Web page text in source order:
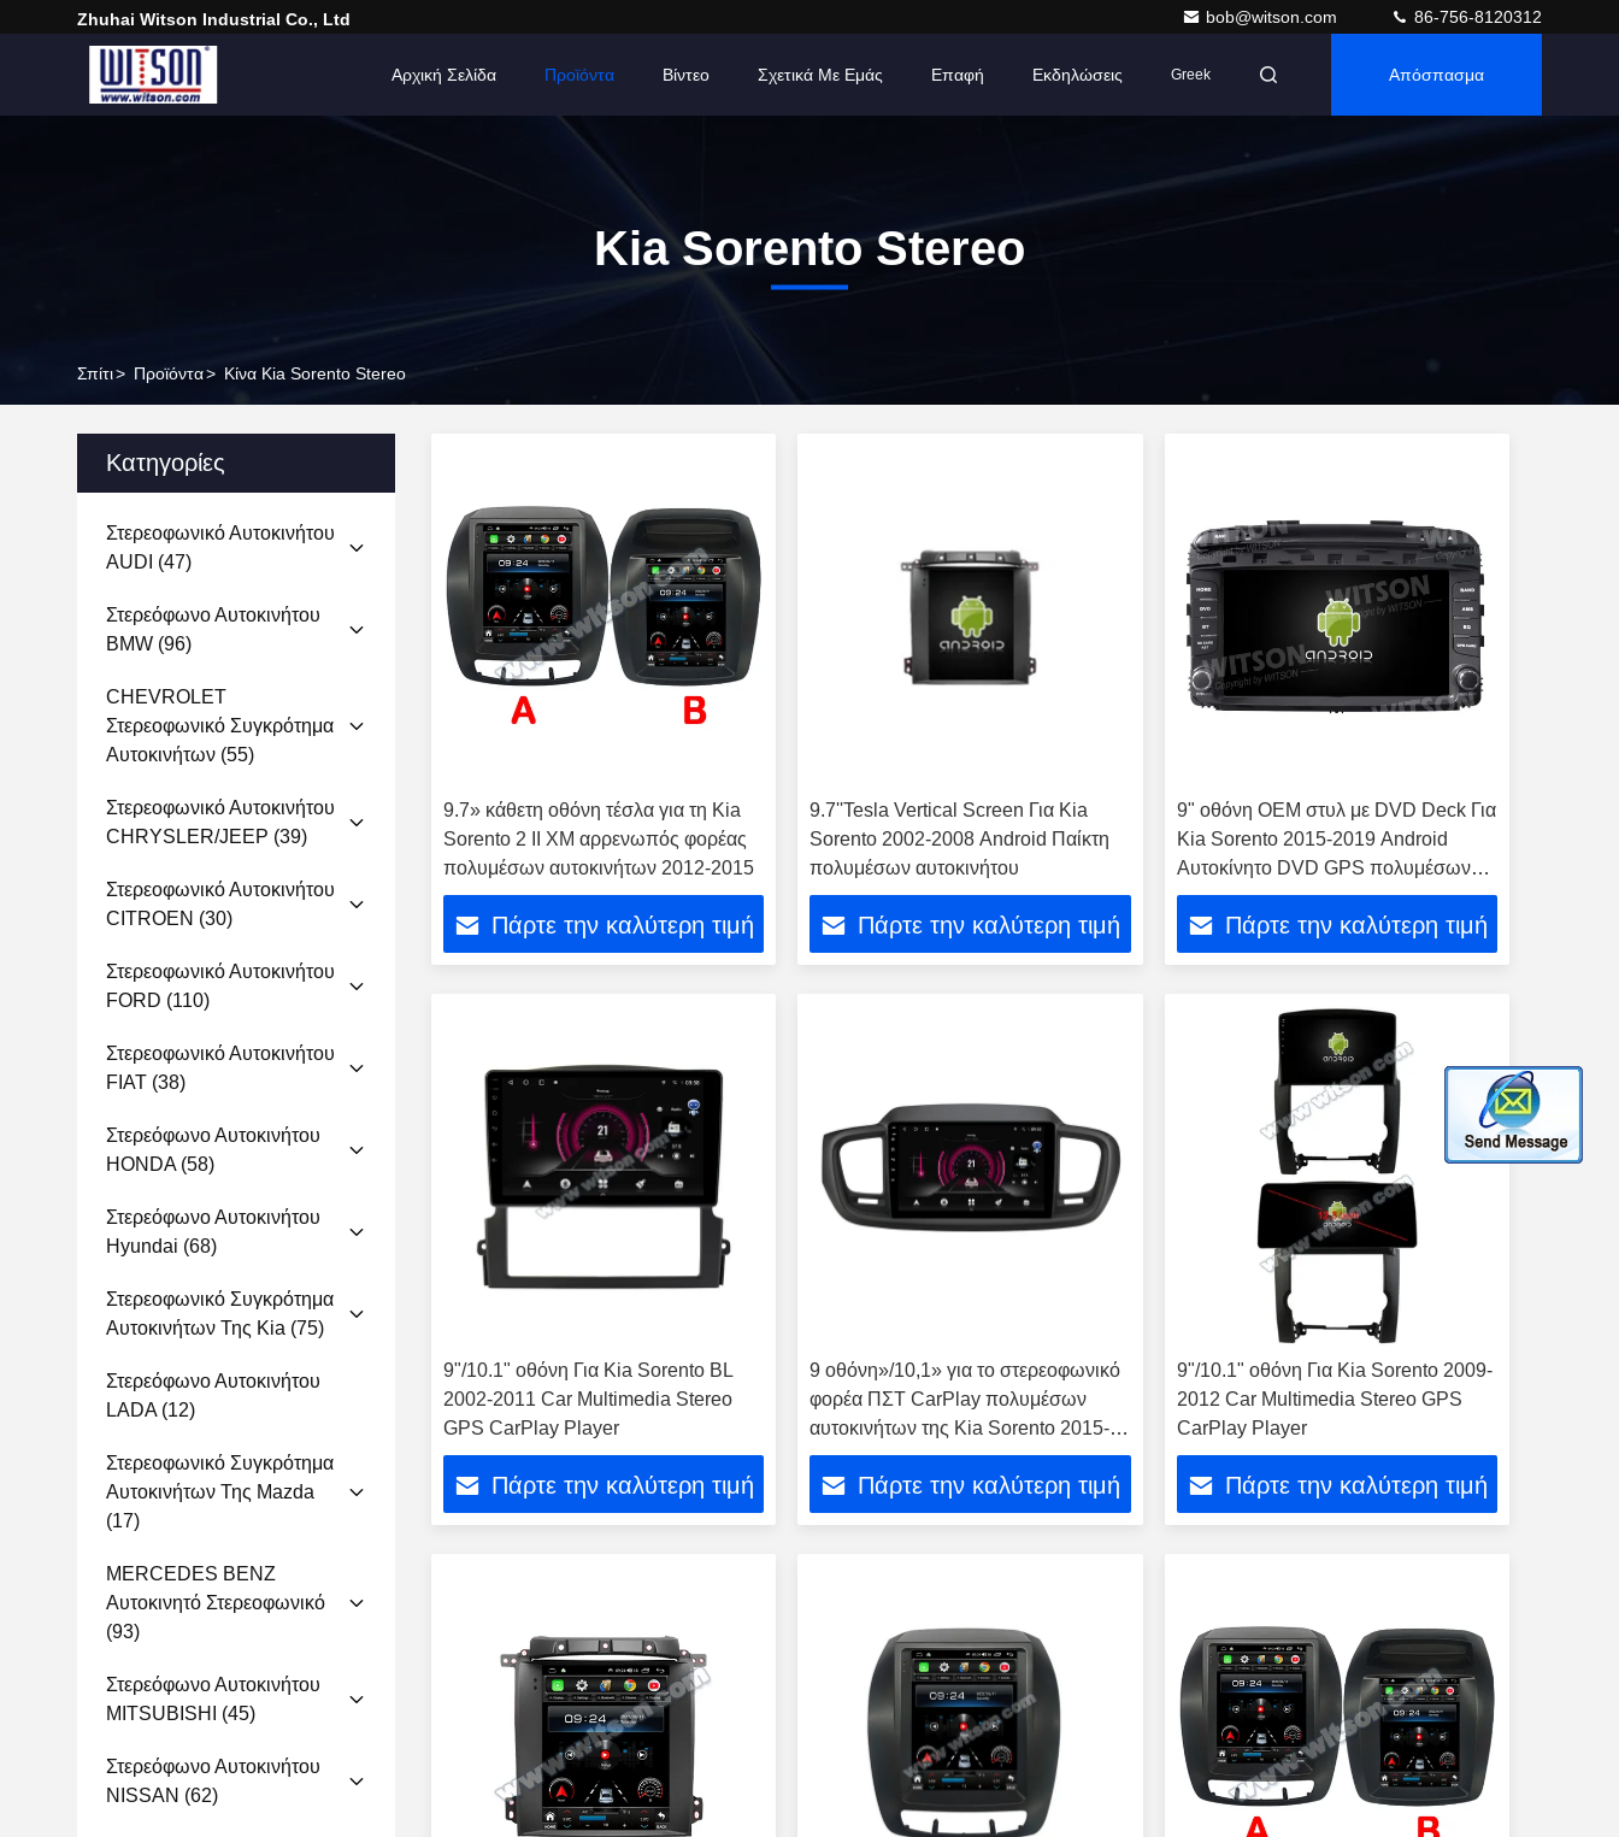
Zhuhai Witson Industrial Co., Ltd bob@witson.com 86-756-8120312
Αρχική Σελίδα Προϊόντα Βίντεο Σχετικά Με Εμάς Επαφή Εκδηλώσεις Greek Απόσπασμα
Kia Sorento Stereo
Σπίτι> Προϊόντα> Κίνα Kia Sorento Stereo
Κατηγορίες
Στερεοφωνικό Αυτοκινήτου
AUDI (47)
Στερεόφωνο Αυτοκινήτου
BMW (96)
CHEVROLET
Στερεοφωνικό Συγκρότημα
Αυτοκινήτων (55)
Στερεοφωνικό Αυτοκινήτου
CHRYSLER/JEEP (39)
Στερεοφωνικό Αυτοκινήτου
CITROEN (30)
Στερεοφωνικό Αυτοκινήτου
FORD (110)
Στερεοφωνικό Αυτοκινήτου
FIAT (38)
Στερεόφωνο Αυτοκινήτου
HONDA(58)
Στερεόφωνο Αυτοκινήτου
Hyundai (68)
Στερεοφωνικό Συγκρότημα
Αυτοκινήτων Της Kia (75)
Στερεόφωνο Αυτοκινήτου
LADA(12)
Στερεοφωνικό Συγκρότημα
Αυτοκινήτων Της Mazda
(17)
MERCEDES BENZ
Αυτοκινητό Στερεοφωνικό
(93)
Στερεόφωνο Αυτοκινήτου
MITSUBISHI
(45)
Στερεόφωνο Αυτοκινήτου
NISSAN (62)
9.7» κάθετη οθόνη τέσλα για τη Kia
Sorento 2 ΙΙ XM αρρενωπός φορέας
πολυμέσων αυτοκινήτων 2012-2015
Πάρτε την καλύτερη τιμή
9.7''Tesla Vertical Screen Για Kia
Sorento 2002-2008 Android Παίκτη
πολυμέσων αυτοκινήτου
Πάρτε την καλύτερη τιμή
9" οθόνη OEM στυλ με DVD Deck Για
Kia Sorento 2015-2019 Android
Αυτοκίνητο DVD GPS πολυμέσων
στερεοφωνικό
Πάρτε την καλύτερη τιμή
9"/10.1" οθόνη Για Kia Sorento BL
2002-2011 Car Multimedia Stereo
GPS CarPlay Player
Πάρτε την καλύτερη τιμή
9 οθόνη»/10,1» για το στερεοφωνικό
φορέα ΠΣΤ CarPlay πολυμέσων
αυτοκινήτων της Kia Sorento 2015-
2019
Πάρτε την καλύτερη τιμή
9"/10.1" οθόνη Για Kia Sorento 2009-
2012 Car Multimedia Stereo GPS
CarPlay Player
Πάρτε την καλύτερη τιμή